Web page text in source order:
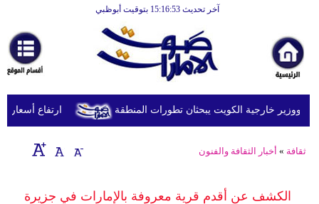
آخر تحديث 15:16:53 بتوقيت أبوظبي
أخبارعاجلة
رياضة
ثقافة
إقتصاد
وموسيقى
ارتفاع أسعار النفط ووزير خارجية الكويت يبحثان تطورات المنطقة
ثقافة » أخبار الثقافة والفنون
الكشف عن أقدم قرية معروفة بالإمارات في جزيرة